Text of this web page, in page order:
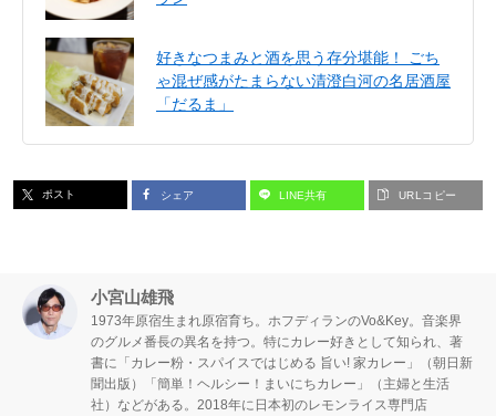
好きなつまみと酒を思う存分堪能！ ごち
ゃ混ぜ感がたまらない清澄白河の名居酒屋
「だるま」
ポスト シェア LINE共有 URLコピー
小宮山雄飛
1973年原宿生まれ原宿育ち。ホフディランのVo&Key。音楽界
のグルメ番長の異名を持つ。特にカレー好きとして知られ、著
書に「カレー粉・スパイスではじめる 旨い! 家カレー」（朝日新
聞出版）「簡単！ヘルシー！まいにちカレー」（主婦と生活
社）などがある。2018年に日本初のレモンライス専門店